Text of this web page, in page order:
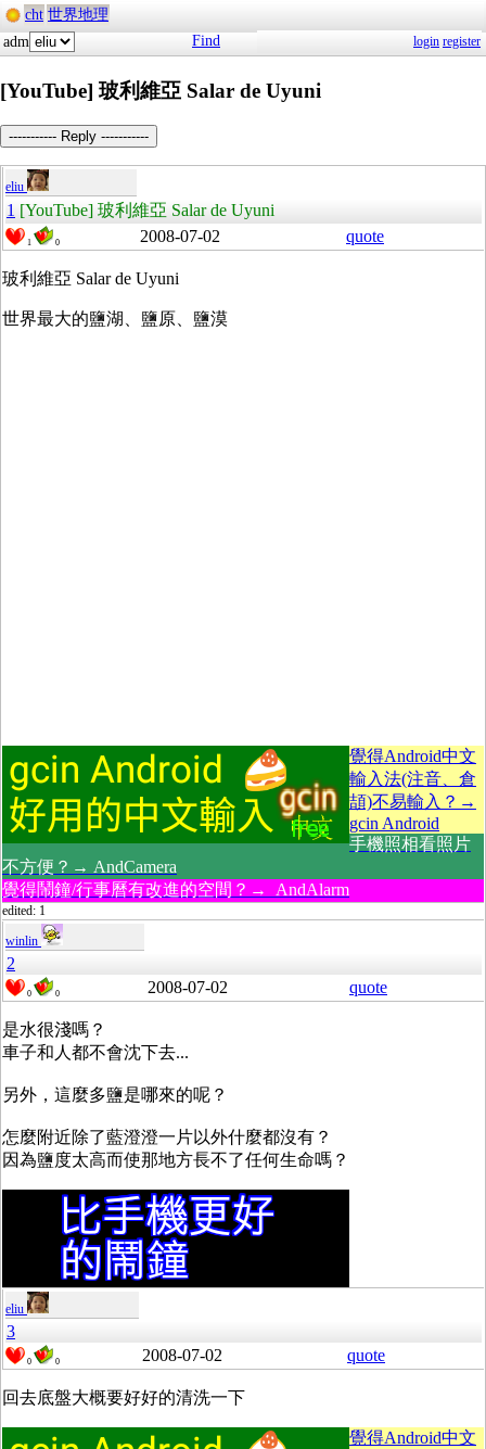
cht 世界地理
adm
Find login register
[YouTube] 玻利維亞 Salar de Uyuni
----------- Reply -----------
eliu
1 [YouTube] 玻利維亞 Salar de Uyuni
1 0 2008-07-02 quote
玻利維亞 Salar de Uyuni
世界最大的鹽湖、鹽原、鹽漠
覺得Android中文
輸入法(注音、倉
頡)不易輸入？→
gcin Android
手機照相看照片
不方便？→ AndCamera
覺得鬧鐘/行事曆有改進的空間？→ AndAlarm
edited: 1
winlin
2
0 0 2008-07-02 quote
是水很淺嗎？
車子和人都不會沈下去...
另外，這麼多鹽是哪來的呢？
怎麼附近除了藍澄澄一片以外什麼都沒有？
因為鹽度太高而使那地方長不了任何生命嗎？
eliu
3
0 0 2008-07-02 quote
回去底盤大概要好好的清洗一下
覺得Android中文